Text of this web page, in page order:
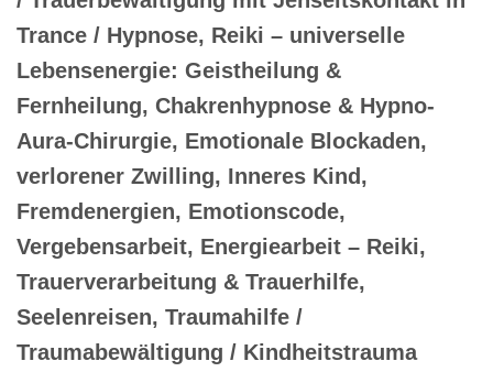
Trance / Hypnose, Reiki – universelle
Lebensenergie: Geistheilung &
Fernheilung, Chakrenhypnose & Hypno-
Aura-Chirurgie, Emotionale Blockaden,
verlorener Zwilling, Inneres Kind,
Fremdenergien, Emotionscode,
Vergebensarbeit, Energiearbeit – Reiki,
Trauerverarbeitung & Trauerhilfe,
Seelenreisen, Traumahilfe /
Traumabewältigung / Kindheitstrauma